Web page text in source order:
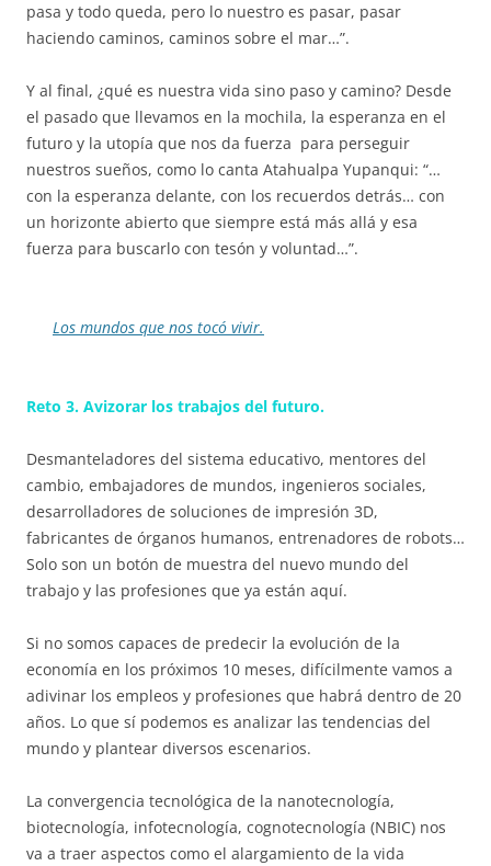
pasa y todo queda, pero lo nuestro es pasar, pasar
haciendo caminos, caminos sobre el mar…”.
Y al final, ¿qué es nuestra vida sino paso y camino? Desde
el pasado que llevamos en la mochila, la esperanza en el
futuro y la utopía que nos da fuerza para perseguir
nuestros sueños, como lo canta Atahualpa Yupanqui: “…
con la esperanza delante, con los recuerdos detrás… con
un horizonte abierto que siempre está más allá y esa
fuerza para buscarlo con tesón y voluntad…”.
Los mundos que nos tocó vivir.
Reto 3. Avizorar los trabajos del futuro.
Desmanteladores del sistema educativo, mentores del
cambio, embajadores de mundos, ingenieros sociales,
desarrolladores de soluciones de impresión 3D,
fabricantes de órganos humanos, entrenadores de robots…
Solo son un botón de muestra del nuevo mundo del
trabajo y las profesiones que ya están aquí.
Si no somos capaces de predecir la evolución de la
economía en los próximos 10 meses, difícilmente vamos a
adivinar los empleos y profesiones que habrá dentro de 20
años. Lo que sí podemos es analizar las tendencias del
mundo y plantear diversos escenarios.
La convergencia tecnológica de la nanotecnología,
biotecnología, infotecnología, cognotecnología (NBIC) nos
va a traer aspectos como el alargamiento de la vida